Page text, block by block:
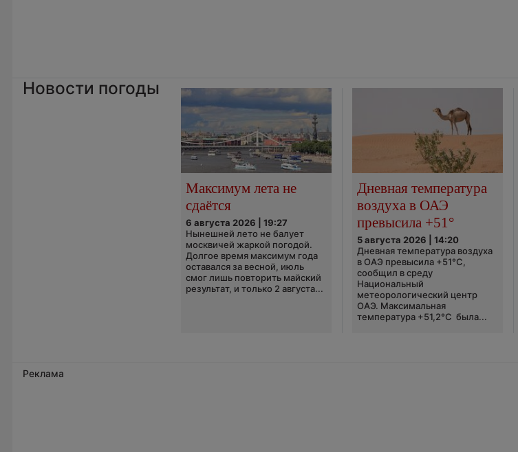
Новости погоды
Максимум лета не
сдаётся
6 августа 2026 | 19:27
Нынешней лето не балует
москвичей жаркой погодой.
Долгое время максимум года
оставался за весной, июль
смог лишь повторить майский
результат, и только 2 августа...
Дневная температура
воздуха в ОАЭ
превысила +51°
5 августа 2026 | 14:20
Дневная температура воздуха
в ОАЭ превысила +51°C,
сообщил в среду
Национальный
метеорологический центр
ОАЭ. Максимальная
температура +51,2°C была...
Реклама